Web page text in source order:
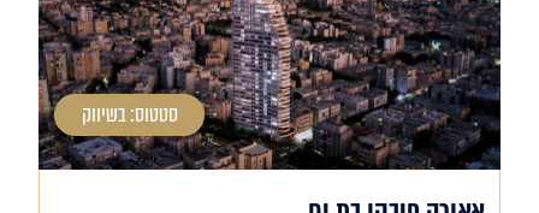
סטטוס: בשיווק